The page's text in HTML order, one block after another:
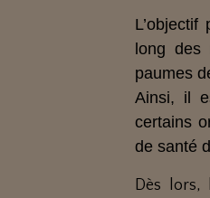
long des
paumes
Ainsi, il
certains
de santé
Dès lors,